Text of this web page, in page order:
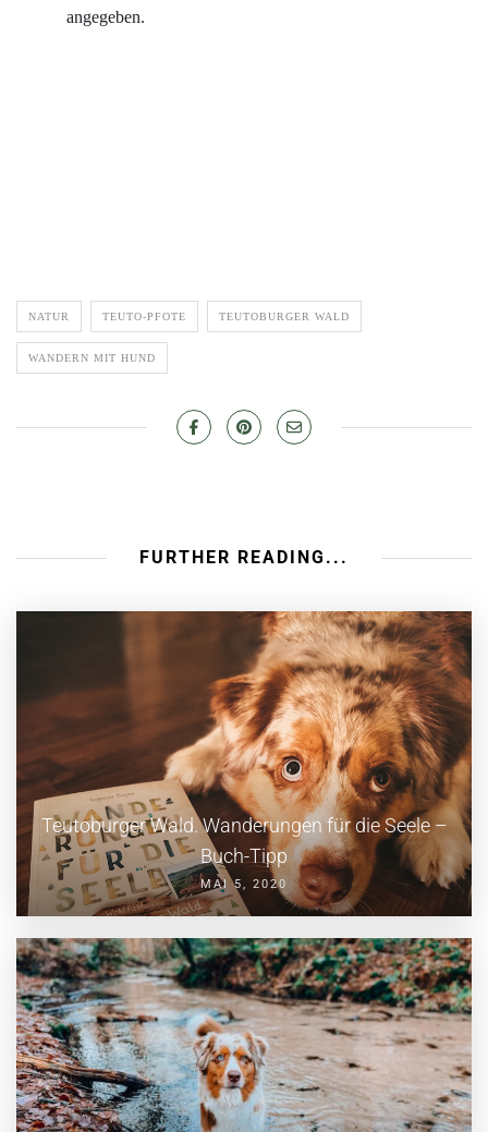
angegeben.
NATUR TEUTO-PFOTE TEUTOBURGER WALD
WANDERN MIT HUND
FURTHER READING...
Teutoburger Wald. Wanderungen für die Seele –
Buch-Tipp
MAI 5, 2020